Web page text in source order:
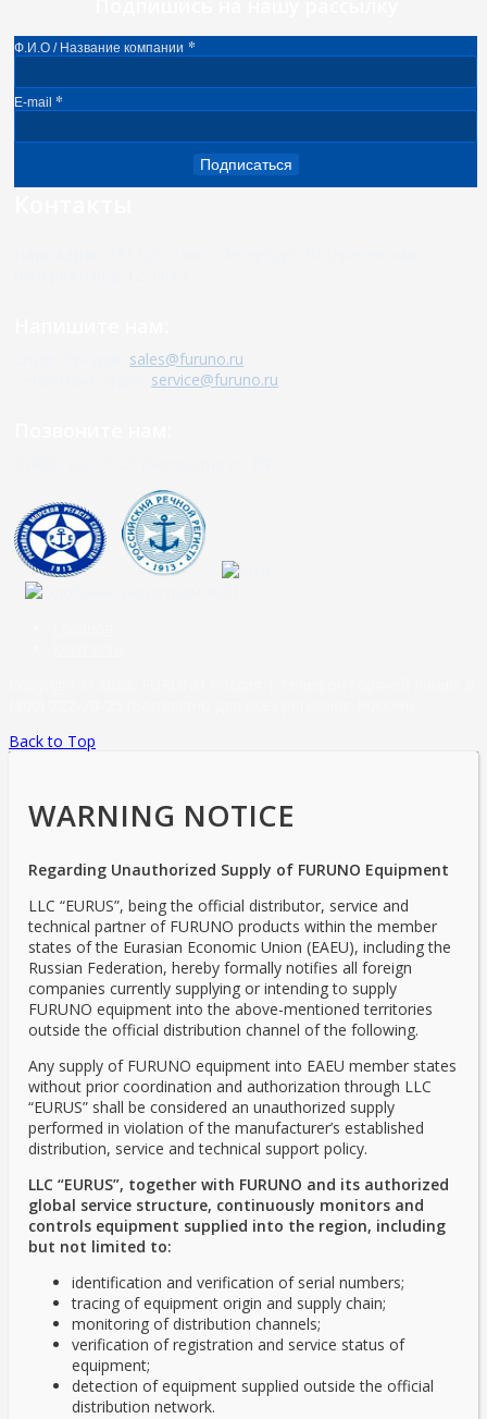
Ф.И.О / Название компании *
E-mail *
Подписаться
sales@furuno.ru
service@furuno.ru
Back to Top
WARNING NOTICE
Regarding Unauthorized Supply of FURUNO Equipment
LLC “EURUS”, being the official distributor, service and
technical partner of FURUNO products within the member
states of the Eurasian Economic Union (EAEU), including the
Russian Federation, hereby formally notifies all foreign
companies currently supplying or intending to supply
FURUNO equipment into the above-mentioned territories
outside the official distribution channel of the following.
Any supply of FURUNO equipment into EAEU member states
without prior coordination and authorization through LLC
“EURUS” shall be considered an unauthorized supply
performed in violation of the manufacturer’s established
distribution, service and technical support policy.
LLC “EURUS”, together with FURUNO and its authorized
global service structure, continuously monitors and
controls equipment supplied into the region, including
but not limited to:
identification and verification of serial numbers;
tracing of equipment origin and supply chain;
monitoring of distribution channels;
verification of registration and service status of
equipment;
detection of equipment supplied outside the official
distribution network.